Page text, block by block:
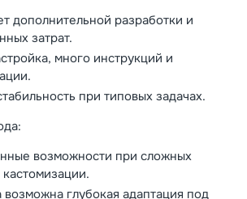
дополнительной разработки и
затрат.
много инструкций и
при типовых задачах.
возможности при сложных
кастомизации.
возможна глубокая адаптация под